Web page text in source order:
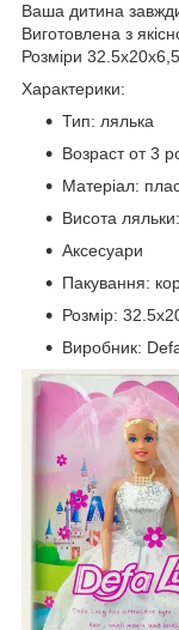
Ваша дитина
Виготовлена з
Розміри
Характерики:
Тип: лялька
Возраст от 3
Матеріал:
Висота
Аксесуари
Пакування:
Розмір:
Виробник: